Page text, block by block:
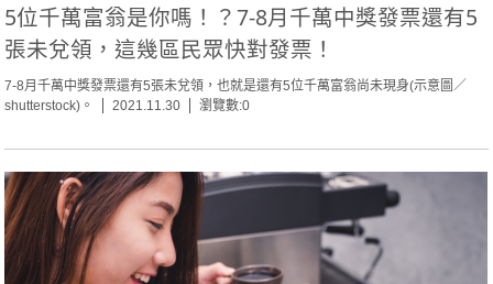
5位千萬富翁是你嗎！？7-8月千萬中獎發票還有5
張未兌領，這幾區民眾快對發票！
7-8月千萬中獎發票還有5張未兌領，也就是還有5位千萬富翁尚未現身(示意圖／
shutterstock)。
2021.11.30 瀏覽數:0